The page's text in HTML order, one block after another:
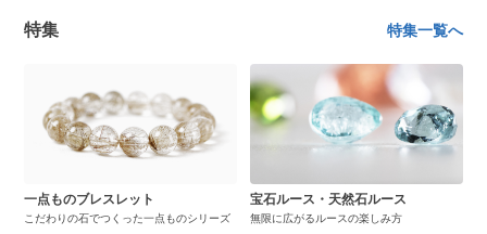
特集 特集一覧へ
一点ものブレスレット
こだわりの石でつくった一点ものシリーズ
宝石ルース・天然石ルース
無限に広がるルースの楽しみ方